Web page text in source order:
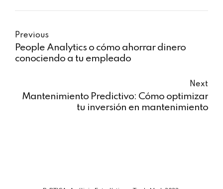
Previous
People Analytics o cómo ahorrar dinero
conociendo a tu empleado
Next
Mantenimiento Predictivo: Cómo optimizar
tu inversión en mantenimiento